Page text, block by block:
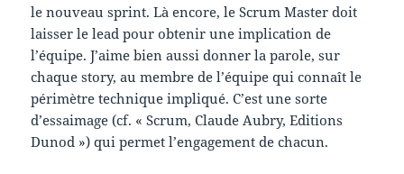
le nouveau sprint. Là encore, le Scrum Master doit
laisser le lead pour obtenir une implication de
l’équipe. J’aime bien aussi donner la parole, sur
chaque story, au membre de l’équipe qui connaît le
périmètre technique impliqué. C’est une sorte
d’essaimage (cf. « Scrum, Claude Aubry, Editions
Dunod ») qui permet l’engagement de chacun.